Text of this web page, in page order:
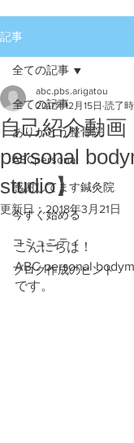
記事
全ての記事
ありがとう整骨院
ABCpersonal
感謝してます鍼灸院
今すぐ始める
コミュニティ
ブログ作成のヒント
全ての記事
自己紹介動画
personal
studio】
abc.pbs.arigatou
2017年12月15日 読了
更新日：2018年3月21日
こんにちは！
ABC personal
です。